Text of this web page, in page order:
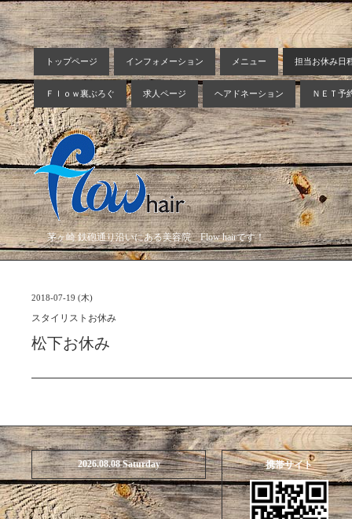
トップページ インフォメーション メニュー 担当お休み日
Ｆｌｏｗ裏ぶろぐ 求人ページ ヘアドネーション ＮＥＴ予
茅ヶ崎 鉄砲通り沿いにある美容院 Flow hairです！
2018-07-19 (木)
スタイリストお休み
松下お休み
2026.08.08 Saturday 携帯サイト